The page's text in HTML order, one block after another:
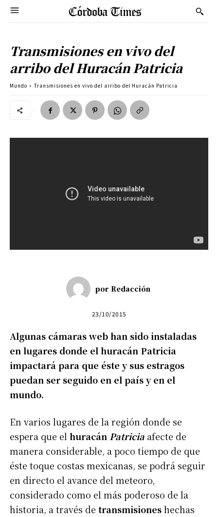
Transmisiones en vivo del
arribo del Huracán Patricia
Mundo Transmisiones en vivo del arribo del Huracán Patricia
por Redacción
23/10/2015
Algunas cámaras web han sido instaladas
en lugares donde el huracán Patricia
impactará para que éste y sus estragos
puedan ser seguido en el país y en el
mundo.
En varios lugares de la región donde se
espera que elhuracán Patricia afecte de
manera considerable, a poco tiempo de que
éste toque costas mexicanas, se podrá seguir
en directo el avance del meteoro,
considerado como el más poderoso de la
historia, a través de transmisioneshechas